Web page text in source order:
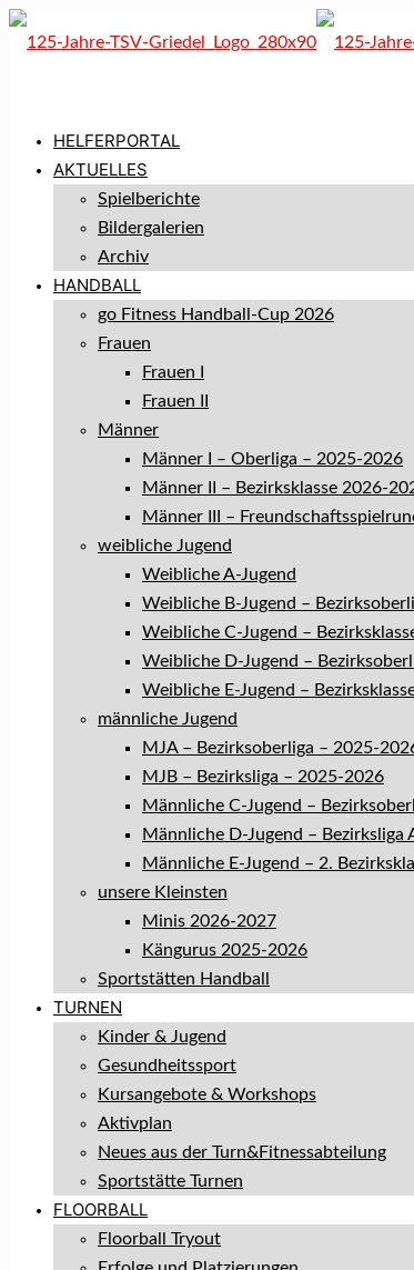
HELFERPORTAL
AKTUELLES
Spielberichte
Bildergalerien
Archiv
HANDBALL
go Fitness Handball-Cup 2026
Frauen
Frauen I
Frauen II
Männer
Männer I – Oberliga – 2025-2026
Männer II – Bezirksklasse 2026-
Männer III –
weibliche Jugend
Weibliche A-Jugend
Weibliche B-Jugend –
Weibliche C-Jugend –
Weibliche D-Jugend –
Weibliche E-Jugend –
männliche Jugend
MJA – Bezirksoberliga – 2025-
MJB – Bezirksliga – 2025-2026
Männliche C-Jugend –
Männliche D-Jugend – Bezirksliga
Männliche E-Jugend – 2.
unsere Kleinsten
Minis 2026-2027
Kängurus 2025-2026
Sportstätten Handball
TURNEN
Kinder & Jugend
Gesundheitssport
Kursangebote & Workshops
Aktivplan
Neues aus der Turn&Fitnessabteilung
Sportstätte Turnen
FLOORBALL
Floorball Tryout